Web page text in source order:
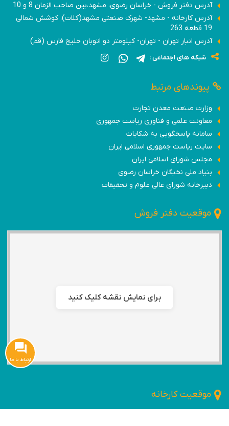
آدرس دفتر فروش - خراسان رضوی، مشهد،بین صاحب الزمان 8 و 10
آدرس کارخانه - مشهد- شهرک صنعتی مشهد(کلات)، کوشش شمالی
19 قطعه 263
آدرس انبار تهران - تهران- کیلومتر دو اتوبان خلیج فارس (قم)
شبکه های اجتماعی :
پیوندهای مرتبط
وزارت صنعت معدن تجارت
معاونت علمی و فناوری ریاست جمهوری
سامانه پاسخگویی به شکایات
سایت ریاست جمهوری اسلامی ایران
مجلس شورای اسلامی ایران
بنیاد ملی نخبگان خراسان رضوی
دبیرخانه شورای عالی علوم و تحقیقات
ارتباط با ما
موقعیت دفتر فروش
برای نمایش نقشه کلیک کنید
موقعیت کارخانه